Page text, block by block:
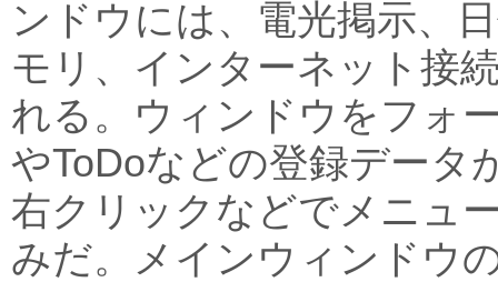
ンドウには、電光掲示、
モリ、インターネット接
れる。ウィンドウをフォ
やToDoなどの登録データ
右クリックなどでメニュ
みだ。メインウィンドウ